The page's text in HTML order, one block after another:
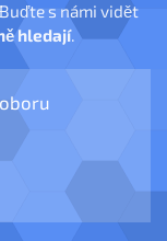
s námi vidět
hledají.